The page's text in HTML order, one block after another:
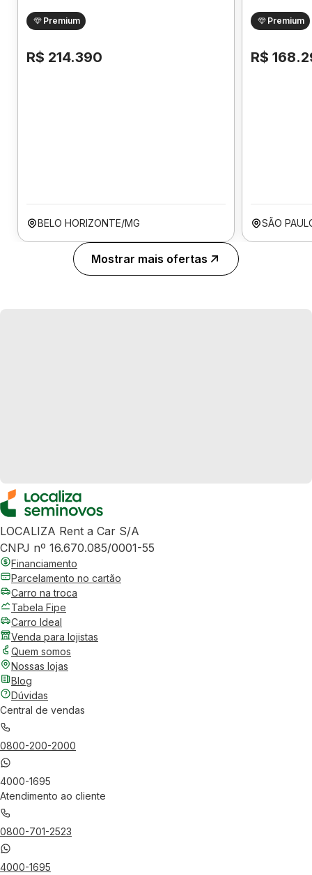
Premium
R$ 214.390
BELO HORIZONTE/MG
Premium
R$
SÃO
Mostrar mais ofertas
LOCALIZA Rent a Car S/A
CNPJ nº 16.670.085/0001-55
Financiamento
Parcelamento no cartão
Carro na troca
Tabela Fipe
Carro Ideal
Venda para lojistas
Quem somos
Nossas lojas
Blog
Dúvidas
Central de vendas
0800-200-2000
4000-1695
Atendimento ao cliente
0800-701-2523
4000-1695